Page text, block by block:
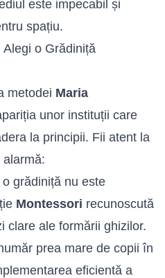
este impecabil și
spațiu.
o Grădiniță
metodei Maria
unor instituții care
la principii. Fii atent la
o grădiniță nu este
Montessori recunoscută
clare ale formării ghizilor.
prea mare de copii în
eficientă a